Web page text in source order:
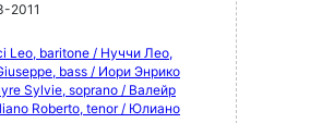
2011
Leo, baritone / Нуччи Лео,
bass / Иори Энрико
Sylvie, soprano / Валейр
Roberto, tenor / Юлиано